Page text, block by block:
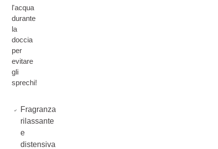
l'acqua
durante
la
doccia
per
evitare
gli
sprechi!
Fragranza
rilassante
e
distensiva